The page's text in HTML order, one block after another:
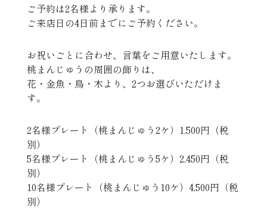
ご予約は2名様より承ります。
ご来店日の4日前までにご予約ください。
お祝いごとに合わせ、言葉をご用意いたします。
桃まんじゅうの周囲の飾りは、
花・金魚・鳥・木より、2つお選びいただけま
す。
2名様プレート（桃まんじゅう2ケ）1,500円（税
別）
5名様プレート（桃まんじゅう5ケ）2,450円（税
別）
10名様プレート（桃まんじゅう10ケ）4,500円（税
別）